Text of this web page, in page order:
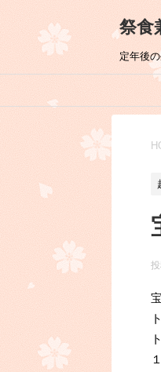
祭食
定年後
投